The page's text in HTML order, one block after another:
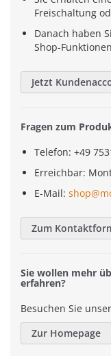
Freischaltung
Danach haben
Shop-Funktionen
Jetzt
Fragen zum
Telefon: +49
Erreichbar:
E-Mail:
Zum
Sie wollen mehr
erfahren?
Besuchen Sie
Zur Homepage